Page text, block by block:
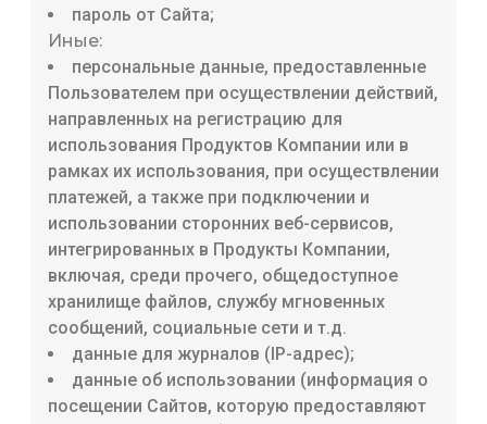
пароль от Сайта;
Иные:
персональные данные, предоставленные
Пользователем при осуществлении действий,
направленных на регистрацию для
использования Продуктов Компании или в
рамках их использования, при осуществлении
платежей, а также при подключении и
использовании сторонних веб-сервисов,
интегрированных в Продукты Компании,
включая, среди прочего, общедоступное
хранилище файлов, службу мгновенных
сообщений, социальные сети и т.д.
данные для журналов (IP-адрес);
данные об использовании (информация о
посещении Сайтов, которую предоставляют